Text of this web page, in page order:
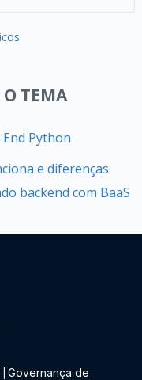
TEMA
Python
e diferenças
backend com BaaS
Governança de